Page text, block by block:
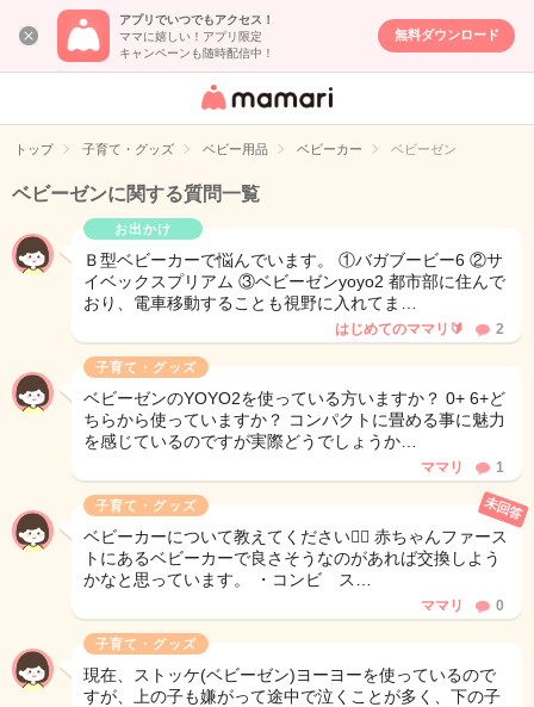
アプリでいつでもアクセス！
ママに嬉しい！アプリ限定
キャンペーンも随時配信中！
無料ダウンロード
女性専用匿名QA
イト
トップ 子育て・グッズ ベビー用品 ベビーカー ベビーゼン
ベビーゼンに関する質問一覧
お出かけ
Ｂ型ベビーカーで悩んでいます。 ①バガブービー6 ②サ
イベックスプリアム ③ベビーゼンyoyo2 都市部に住んで
おり、電車移動することも視野に入れてま…
はじめてのママリ🔰 2
子育て・グッズ
ベビーゼンのYOYO2を使っている方いますか？ 0+ 6+ど
ちらから使っていますか？ コンパクトに畳める事に魅力
を感じているのですが実際どうでしょうか…
ママリ 1
子育て・グッズ
ベビーカーについて教えてください🙇‍♀️ 赤ちゃんファース
トにあるベビーカーで良さそうなのがあれば交換しよう
かなと思っています。 ・コンビ ス…
未回答
ママリ 0
子育て・グッズ
現在、ストッケ(ベビーゼン)ヨーヨーを使っているので
すが、上の子も嫌がって途中で泣くことが多く、下の子